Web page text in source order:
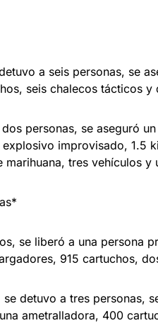
a seis personas, se
seis chalecos tácticos y
personas, se aseguró
improvisado, 1.5
marihuana, tres vehículos y
se liberó a una persona
915 cartuchos,
se detuvo a tres personas,
ametralladora, 400